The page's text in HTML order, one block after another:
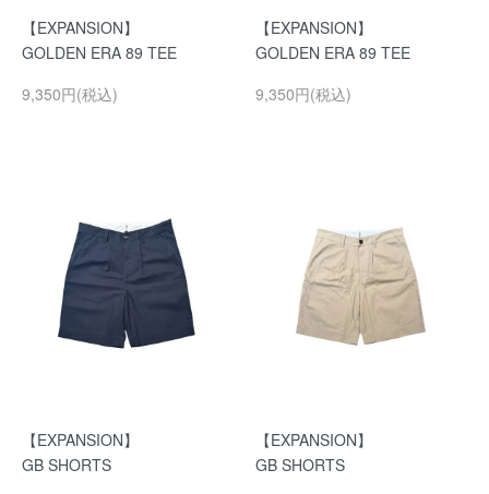
【EXPANSION】
GOLDEN ERA 89 TEE
9,350円(税込)
【EXPANSION】
GOLDEN ERA 89 TEE
9,350円(税込)
【EXPANSION】
GB SHORTS
【EXPANSION】
GB SHORTS